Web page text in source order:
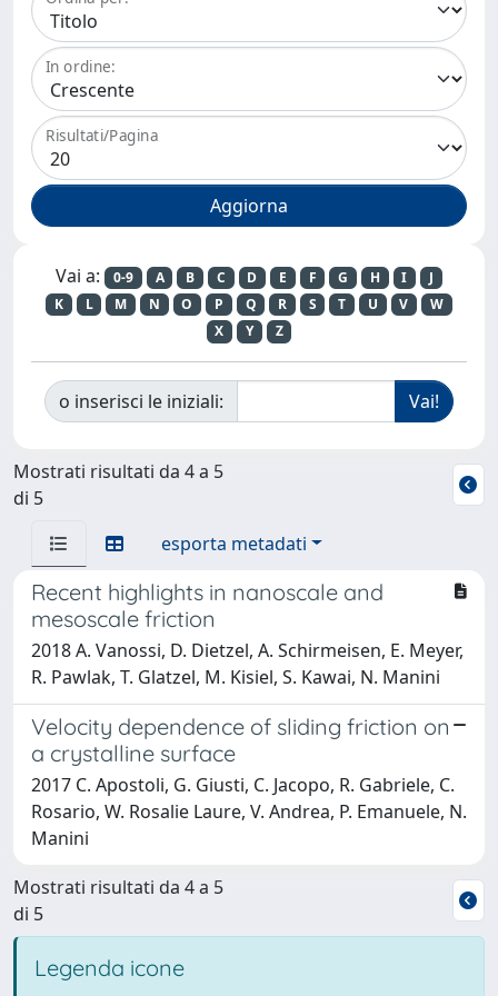
In ordine:
Risultati/Pagina
Vai a: 0-9 A B C D E F G H I
J
K
L M N O P Q R S T U V
W
X
Y Z
o inserisci le iniziali:
Mostrati risultati da 4 a 5
di 5
esporta metadati
Recent highlights in nanoscale and
mesoscale friction
2018 A. Vanossi, D. Dietzel, A. Schirmeisen, E. Meyer,
R. Pawlak, T. Glatzel, M. Kisiel, S. Kawai, N. Manini
Velocity dependence of sliding friction on
a crystalline surface
2017 C. Apostoli, G. Giusti, C. Jacopo, R. Gabriele, C.
Rosario, W. Rosalie Laure, V. Andrea, P. Emanuele, N.
Manini
Mostrati risultati da 4 a 5
di 5
Legenda icone